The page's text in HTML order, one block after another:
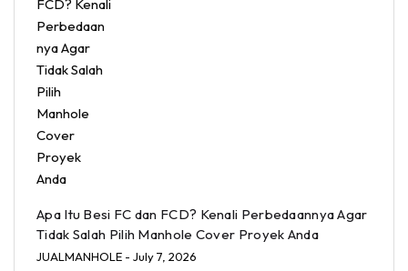
Apa Itu Besi FC dan FCD? Kenali Perbedaannya Agar
Tidak Salah Pilih Manhole Cover Proyek Anda
JUALMANHOLE - July 7, 2026